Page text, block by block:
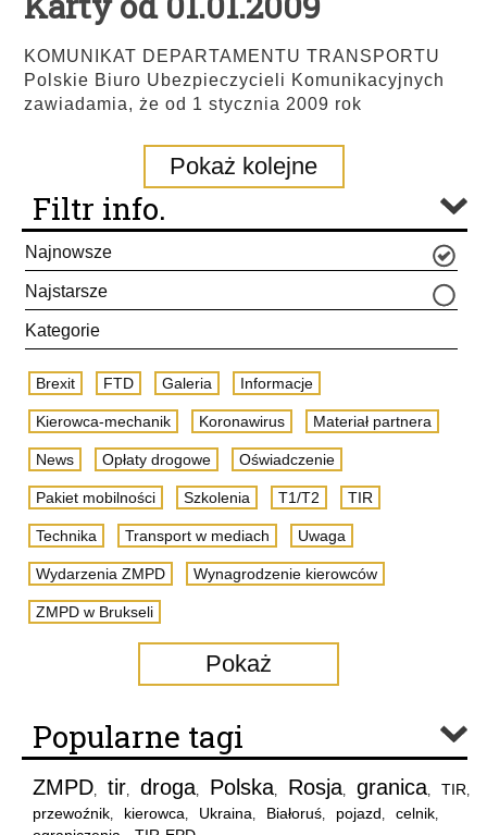
KOMUNIKAT DEPARTAMENTU TRANSPORTU
Polskie Biuro Ubezpieczycieli Komunikacyjnych
zawiadamia, że od 1 stycznia 2009 rok
Pokaż kolejne
Filtr info.
Najnowsze
Najstarsze
Kategorie
Brexit FTD Galeria Informacje
Kierowca-mechanik Koronawirus Materiał partnera
News Opłaty drogowe Oświadczenie
Pakiet mobilności Szkolenia T1/T2 TIR
Technika Transport w mediach Uwaga
Wydarzenia ZMPD Wynagrodzenie kierowców
ZMPD w Brukseli
Pokaż
Popularne tagi
ZMPD, tir, droga, Polska, Rosja, granica, TIR,
przewoźnik, kierowca, Ukraina, Białoruś, pojazd, celnik,